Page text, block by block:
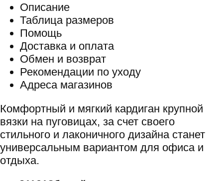
Описание
Таблица размеров
Помощь
Доставка и оплата
Обмен и возврат
Рекомендации по уходу
Адреса магазинов
Комфортный и мягкий кардиган крупной
вязки на пуговицах, за счет своего
стильного и лаконичного дизайна станет
универсальным вариантом для офиса и
отдыха.